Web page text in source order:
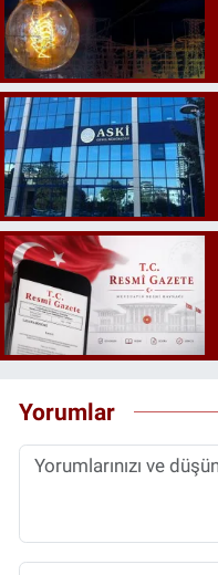
Yorumlar